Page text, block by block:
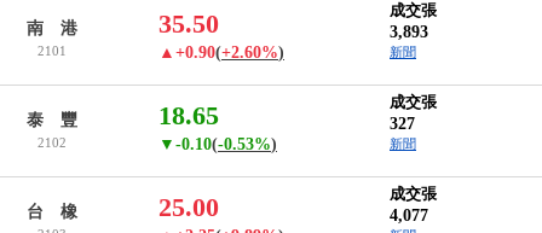
南 港
2101
35.50
▲+0.90(+2.60%)
成交張
3,893
新聞
泰 豐
2102
18.65
▼-0.10(-0.53%)
成交張
327
新聞
台 橡 25.00 成交張
4,077